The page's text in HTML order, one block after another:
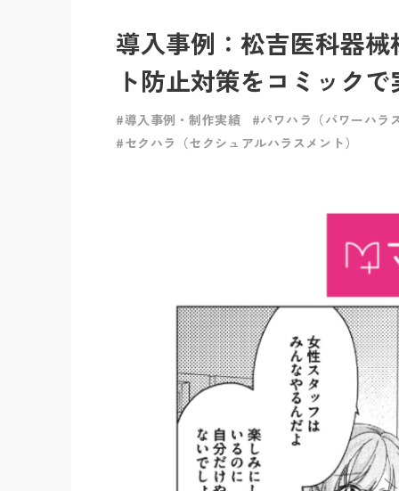
導入事例：松吉医科器
ト防止対策をコミック
#導入事例・制作実績
#パワハラ（パワーハラ
#セクハラ（セクシュアルハラスメント）